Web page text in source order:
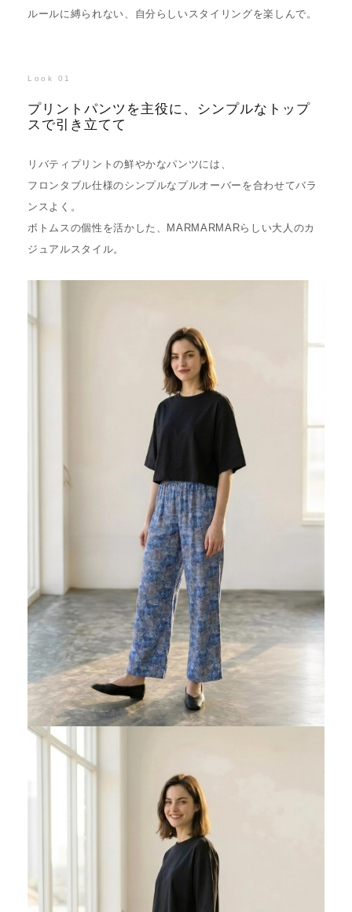
ルールに縛られない、自分らしいスタイリングを楽しんで。
Look 01
プリントパンツを主役に、シンプルなトップ
スで引き立てて
リバティプリントの鮮やかなパンツには、
フロンタブル仕様のシンプルなプルオーバーを合わせてバラ
ンスよく。
ボトムスの個性を活かした、MARMARMARらしい大人のカ
ジュアルスタイル。